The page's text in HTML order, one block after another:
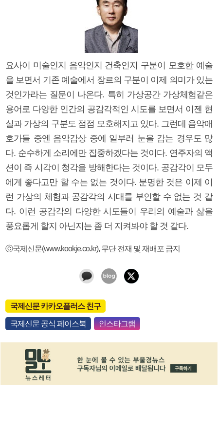
요사이 미술인지 음악인지 건축인지 구분이 모호한 예술
을 보면서 기존 예술에서 장르의 구분이 이제 의미가 있는
것인가라는 질문이 나온다. 특히 가상공간 가상체험같은
용어로 다양한 인간의 공감각적인 시도를 보면서 이젠 현
실과 가상의 구분도 점점 모호해지고 있다. 그런데 음악애
호가들 중엔 음악감상 중에 일부러 눈을 감는 경우도 많
다. 순수하게 소리에만 집중하겠다는 것이다. 연주자의 액
션이 즉 시각이 청각을 방해한다는 것이다. 공감각이 모두
에게 좋다고만 할 수는 없는 것이다. 분명한 것은 이제 이
런 가상의 체험과 공감각의 시대를 부인할 수 없는 것 같
다. 이런 공감각의 다양한 시도들이 우리의 예술과 삶을
풍요롭게 할지 아닌지는 좀 더 지켜봐야 할 것 같다.
ⓒ국제신문(www.kookje.co.kr), 무단 전재 및 재배포 금지
국제신문 카카오플러스 친구
국제신문 공식 페이스북 인스타그램